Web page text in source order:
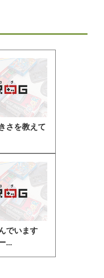
さを教えて
でいます
...